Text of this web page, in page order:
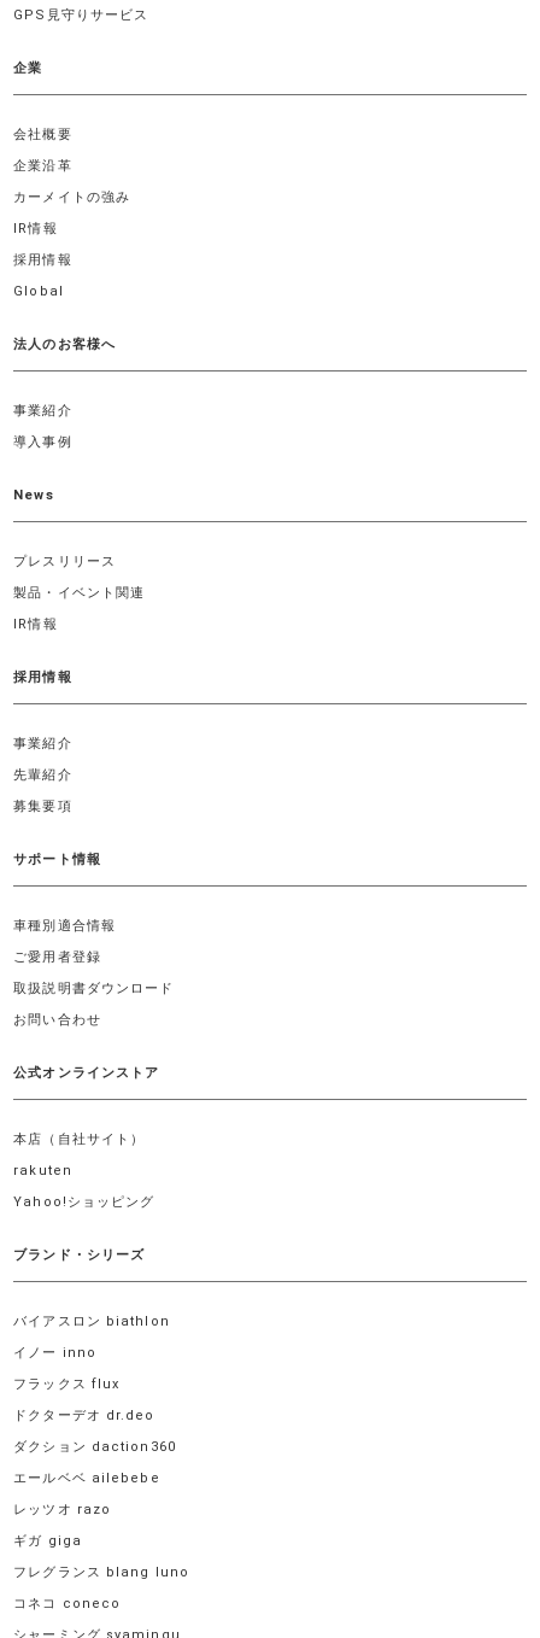
GPS見守りサービス
企業
会社概要
企業沿革
カーメイトの強み
IR情報
採用情報
Global
法人のお客様へ
事業紹介
導入事例
News
プレスリリース
製品・イベント関連
IR情報
採用情報
事業紹介
先輩紹介
募集要項
サポート情報
車種別適合情報
ご愛用者登録
取扱説明書ダウンロード
お問い合わせ
公式オンラインストア
本店（自社サイト）
rakuten
Yahoo!ショッピング
ブランド・シリーズ
バイアスロン biathlon
イノー inno
フラックス flux
ドクターデオ dr.deo
ダクション daction360
エールベベ ailebebe
レッツオ razo
ギガ giga
フレグランス blang luno
コネコ coneco